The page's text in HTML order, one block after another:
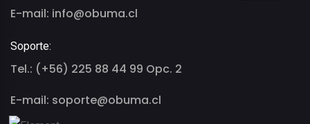
E-mail: info@obuma.cl
Soporte:
Tel.: (+56) 225 88 44 99 Opc. 2
E-mail: soporte@obuma.cl